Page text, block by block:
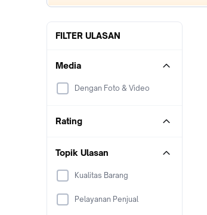
FILTER ULASAN
Media
Dengan Foto & Video
Rating
Topik Ulasan
Kualitas Barang
Pelayanan Penjual